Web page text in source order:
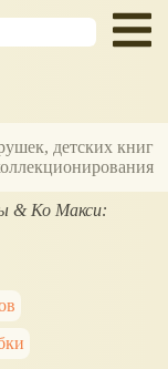
детских книг
& Ко Макси: